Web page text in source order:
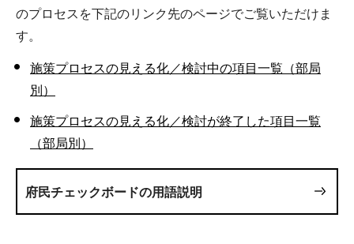
のプロセスを下記のリンク先のページでご覧いただけま
す。
施策プロセスの見える化／検討中の項目一覧（部局
別）
施策プロセスの見える化／検討が終了した項目一覧
（部局別）
府民チェックボードの用語説明